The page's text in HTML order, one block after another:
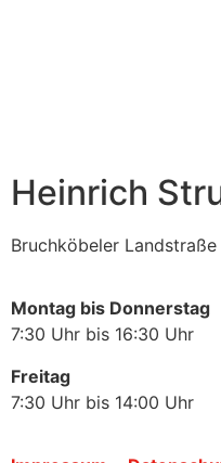
Heinrich
Bruchköbeler
Montag bis Donnerstag
7:30 Uhr bis 16:30 Uhr
Freitag
7:30 Uhr bis 14:00 Uhr